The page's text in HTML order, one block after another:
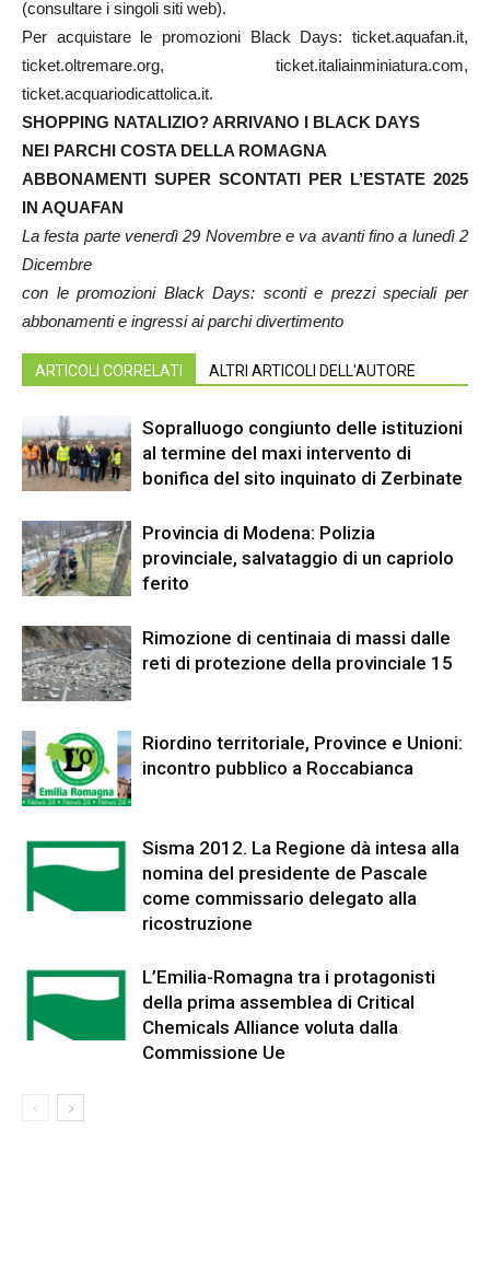
(consultare i singoli siti web).
Per acquistare le promozioni Black Days: ticket.aquafan.it,
ticket.oltremare.org, ticket.italiainminiatura.com,
ticket.acquariodicattolica.it.
SHOPPING NATALIZIO? ARRIVANO I BLACK DAYS
NEI PARCHI COSTA DELLA ROMAGNA
ABBONAMENTI SUPER SCONTATI PER L’ESTATE 2025
IN AQUAFAN
La festa parte venerdì 29 Novembre e va avanti fino a lunedì 2
Dicembre
con le promozioni Black Days: sconti e prezzi speciali per
abbonamenti e ingressi ai parchi divertimento
ARTICOLI CORRELATI ALTRI ARTICOLI DELL'AUTORE
Sopralluogo congiunto delle istituzioni
al termine del maxi intervento di
bonifica del sito inquinato di Zerbinate
Provincia di Modena: Polizia
provinciale, salvataggio di un capriolo
ferito
Rimozione di centinaia di massi dalle
reti di protezione della provinciale 15
Riordino territoriale, Province e Unioni:
incontro pubblico a Roccabianca
Sisma 2012. La Regione dà intesa alla
nomina del presidente de Pascale
come commissario delegato alla
ricostruzione
L’Emilia-Romagna tra i protagonisti
della prima assemblea di Critical
Chemicals Alliance voluta dalla
Commissione Ue